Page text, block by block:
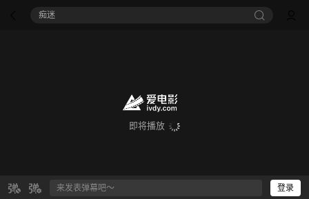
痴迷
即将播放
登录